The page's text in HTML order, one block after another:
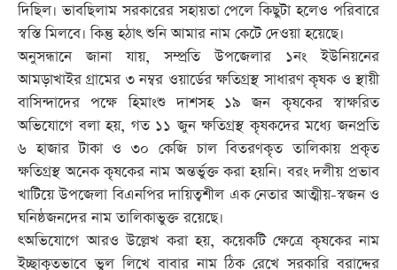
দিছিল। ভাবছিলাম সরকারের সহায়তা পেলে কিছুটা হলেও পরিবারে
স্বস্তি মিলবে। কিন্তু হঠাৎ শুনি আমার নাম কেটে দেওয়া হয়েছে।
অনুসন্ধানে জানা যায়, সম্প্রতি উপজেলার ১নং ইউনিয়নের
আমড়াখাইর গ্রামের ৩ নম্বর ওয়ার্ডের ক্ষতিগ্রস্থ সাধারণ কৃষক ও স্থায়ী
বাসিন্দাদের পক্ষে হিমাংশু দাশসহ ১৯ জন কৃষকের স্বাক্ষরিত
অভিযোগে বলা হয়, গত ১১ জুন ক্ষতিগ্রস্থ কৃষকদের মধ্যে জনপ্রতি
৬ হাজার টাকা ও ৩০ কেজি চাল বিতরণকৃত তালিকায় প্রকৃত
ক্ষতিগ্রস্থ অনেক কৃষকের নাম অন্তর্ভুক্ত করা হয়নি। বরং দলীয় প্রভাব
খাটিয়ে উপজেলা বিএনপির দায়িত্বশীল এক নেতার আত্মীয়-স্বজন ও
ঘনিষ্ঠজনদের নাম তালিকাভুক্ত রয়েছে।
ৎঅভিযোগে আরও উল্লেখ করা হয়, কয়েকটি ক্ষেত্রে কৃষকের নাম
ইচ্ছাকৃতভাবে ভুল লিখে বাবার নাম ঠিক রেখে সরকারি বরাদ্দের